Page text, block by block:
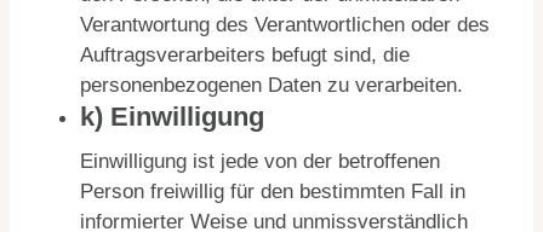
Verantwortung des Verantwortlichen oder des
Auftragsverarbeiters befugt sind, die
personenbezogenen Daten zu verarbeiten.
k) Einwilligung
Einwilligung ist jede von der betroffenen
Person freiwillig für den bestimmten Fall in
informierter Weise und unmissverständlich